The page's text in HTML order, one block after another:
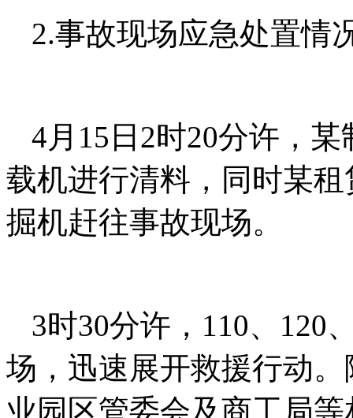
2.事故现场应急处置情
4月15日2时20分许，
载机进行清料，同时某
掘机赶往事故现场。
3时30分许，110、120
场，迅速展开救援行动
业园区管委会及商工局